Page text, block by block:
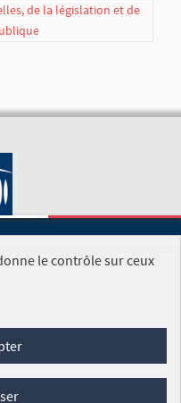
de la législation et de
NATIONALE
Cookies
le contrôle sur ceux